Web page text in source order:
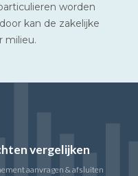
worden
kan de zakelijke
milieu.
vergelijken
aanvragen & afsluiten